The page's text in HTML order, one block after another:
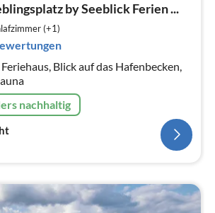
by Seeblick Ferien ...
(+1)
Blick auf das Hafenbecken,
nachhaltig